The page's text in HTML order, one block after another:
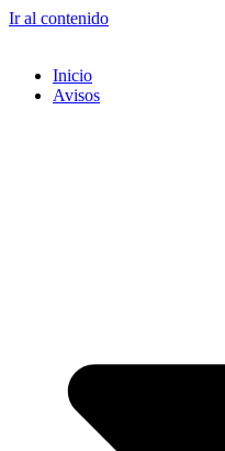
Ir al contenido
Inicio
Avisos